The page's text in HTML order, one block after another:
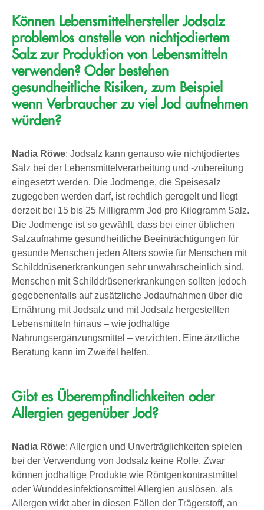
Können Lebensmittelhersteller Jodsalz
problemlos anstelle von nichtjodiertem
Salz zur Produktion von Lebensmitteln
verwenden? Oder bestehen
gesundheitliche Risiken, zum Beispiel
wenn Verbraucher zu viel Jod aufnehmen
würden?
Nadia Röwe: Jodsalz kann genauso wie nichtjodiertes
Salz bei der Lebensmittelverarbeitung und -zubereitung
eingesetzt werden. Die Jodmenge, die Speisesalz
zugegeben werden darf, ist rechtlich geregelt und liegt
derzeit bei 15 bis 25 Milligramm Jod pro Kilogramm Salz.
Die Jodmenge ist so gewählt, dass bei einer üblichen
Salzaufnahme gesundheitliche Beeinträchtigungen für
gesunde Menschen jeden Alters sowie für Menschen mit
Schilddrüsenerkrankungen sehr unwahrscheinlich sind.
Menschen mit Schilddrüsenerkrankungen sollten jedoch
gegebenenfalls auf zusätzliche Jodaufnahmen über die
Ernährung mit Jodsalz und mit Jodsalz hergestellten
Lebensmitteln hinaus – wie jodhaltige
Nahrungsergänzungsmittel – verzichten. Eine ärztliche
Beratung kann im Zweifel helfen.
Gibt es Überempfindlichkeiten oder
Allergien gegenüber Jod?
Nadia Röwe: Allergien und Unverträglichkeiten spielen
bei der Verwendung von Jodsalz keine Rolle. Zwar
können jodhaltige Produkte wie Röntgenkontrastmittel
oder Wunddesinfektionsmittel Allergien auslösen, als
Allergen wirkt aber in diesen Fällen der Trägerstoff, an